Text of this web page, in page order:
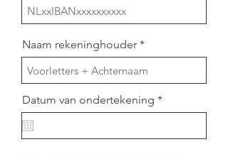
Naam rekeninghouder
Datum van ondertekening *r
e